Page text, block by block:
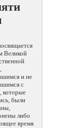
Великой
и не
с
которые
были
либо
время